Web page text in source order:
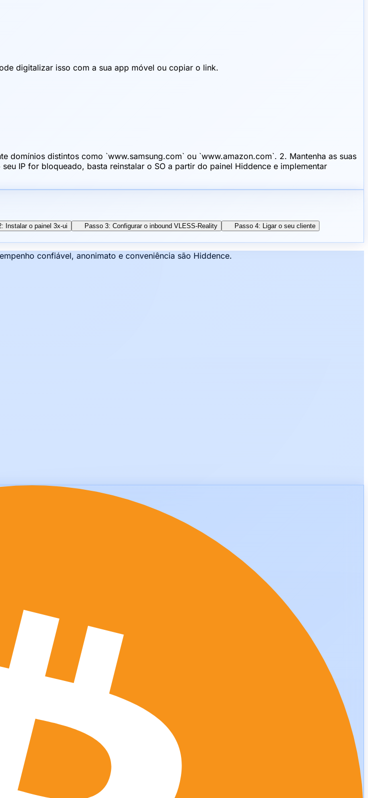
digitalizar isso com a sua app móvel ou copiar o link.
domínios distintos como `www.samsung.com` ou `www.amazon.com`. 2. Mantenha as suas
IP for bloqueado, basta reinstalar o SO a partir do painel Hiddence e implementar
Instalar o painel 3x-ui Passo 3: Configurar o inbound VLESS-Reality
Passo 4: Ligar o seu cliente
confiável, anonimato e conveniência são Hiddence.